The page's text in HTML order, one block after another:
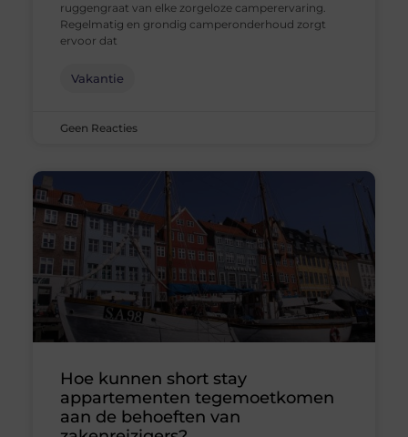
ruggengraat van elke zorgeloze camperervaring.
Regelmatig en grondig camperonderhoud zorgt
ervoor dat
Vakantie
Geen Reacties
Hoe kunnen short stay
appartementen tegemoetkomen
aan de behoeften van